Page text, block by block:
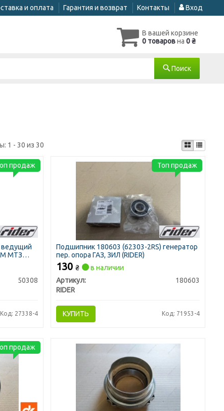
и оплата Гарантия и возврат Контакты Вход
В вашей корзине
0 товаровна 0 ₴
Поиск
1 - 30 из 30
ведущий
МТЗ
50308
Код: 27338-4
продаж
Подшипник 180603 (62303-2RS) генератор
пер. опора ГАЗ, ЗИЛ (RIDER)
130₴
в наличии
Артикул:
180603
RIDER
КУПИТЬ Код: 71953-4
Топ продаж
продаж